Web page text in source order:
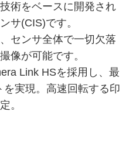
術をベースに開発され
サ(CIS)です。
センサ全体で一切欠落
像が可能です。
Link HSを採用し、最
実現。高速回転する印
。